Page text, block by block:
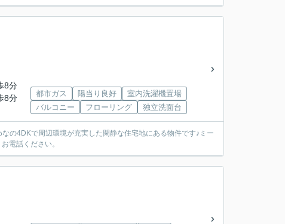
8分
8分 都市ガス 陽当り良好
室内洗濯機置場
バルコニー
フローリング 独立洗面台
の4DKで周辺環境が充実した閑静な住宅地にある物件です♪ミー
電話ください。